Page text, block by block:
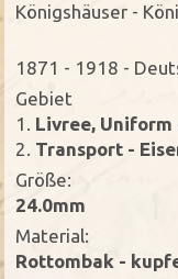
Königshäuser -
1871 - 1918 -
Gebiet
1. Livree,
2. Transport -
Größe:
24.0mm
Material:
Rottombak -